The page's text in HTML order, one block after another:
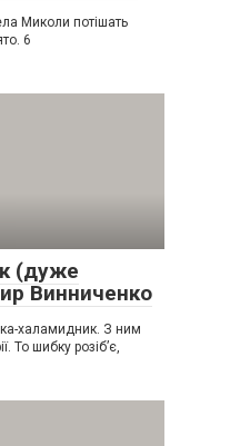
Миколи потішать
6
(дуже
Винниченко
халамидник. З ним
То шибку розіб’є,